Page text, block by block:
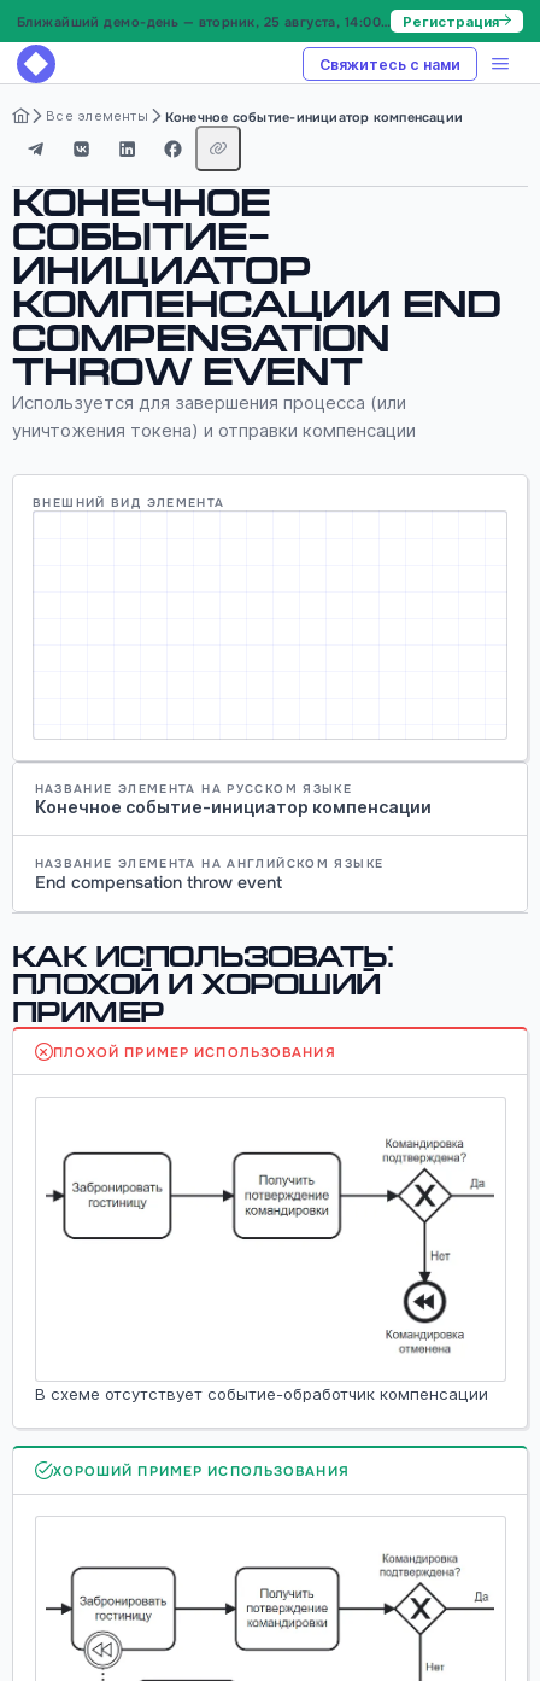
Ближайший демо-день — вторник, 25 августа, 14:00 МСК Регистрация
Свяжитесь с нами
Все элементы Конечное событие-инициатор компенсации
Конечное
событие-
инициатор
компенсации End
compensation
throw event
Используется для завершения процесса (или
уничтожения токена) и отправки компенсации
ВНЕШНИЙ ВИД ЭЛЕМЕНТА
НАЗВАНИЕ ЭЛЕМЕНТА НА РУССКОМ ЯЗЫКЕ
Конечное событие-инициатор компенсации
НАЗВАНИЕ ЭЛЕМЕНТА НА АНГЛИЙСКОМ ЯЗЫКЕ
End compensation throw event
Как использовать:
плохой и хороший
пример
ПЛОХОЙ ПРИМЕР ИСПОЛЬЗОВАНИЯ
В схеме отсутствует событие-обработчик компенсации
ХОРОШИЙ ПРИМЕР ИСПОЛЬЗОВАНИЯ